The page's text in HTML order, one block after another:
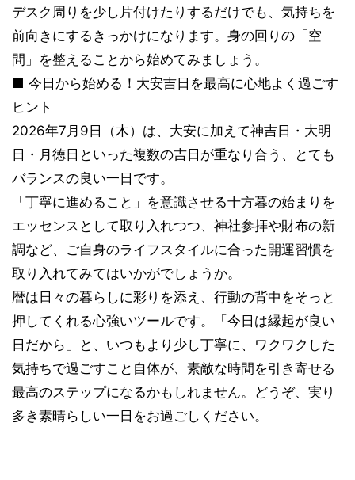
デスク周りを少し片付けたりするだけでも、気持ちを
前向きにするきっかけになります。身の回りの「空
間」を整えることから始めてみましょう。
■ 今日から始める！大安吉日を最高に心地よく過ごす
ヒント
2026年7月9日（木）は、大安に加えて神吉日・大明
日・月徳日といった複数の吉日が重なり合う、とても
バランスの良い一日です。
「丁寧に進めること」を意識させる十方暮の始まりを
エッセンスとして取り入れつつ、神社参拝や財布の新
調など、ご自身のライフスタイルに合った開運習慣を
取り入れてみてはいかがでしょうか。
暦は日々の暮らしに彩りを添え、行動の背中をそっと
押してくれる心強いツールです。「今日は縁起が良い
日だから」と、いつもより少し丁寧に、ワクワクした
気持ちで過ごすこと自体が、素敵な時間を引き寄せる
最高のステップになるかもしれません。どうぞ、実り
多き素晴らしい一日をお過ごしください。